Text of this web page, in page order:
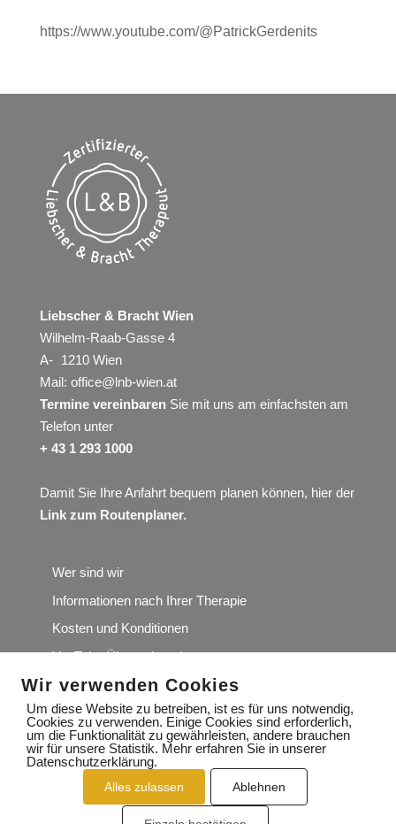
https://www.youtube.com/@PatrickGerdenits
Liebscher & Bracht Wien
Wilhelm-Raab-Gasse 4
A- 1210 Wien
Mail: office@lnb-wien.at
Termine vereinbarenSie mit uns am einfachsten am
Telefon unter
+ 43 1 293 1000
Damit Sie Ihre Anfahrt bequem planen können, hier der
Link zum Routenplaner.
Wer sind wir
Informationen nach Ihrer Therapie
Kosten und Konditionen
YouTube Übungskanal
Wir würden uns über Ihre Google-Rezension sehr
freuen
Wir verwenden Cookies
Um diese Website zu betreiben, ist es für uns notwendig,
Cookies zu verwenden. Einige Cookies sind erforderlich,
um die Funktionalität zu gewährleisten, andere brauchen
wir für unsere Statistik. Mehr erfahren Sie in unserer
Datenschutzerklärung.
Alles zulassen Ablehnen